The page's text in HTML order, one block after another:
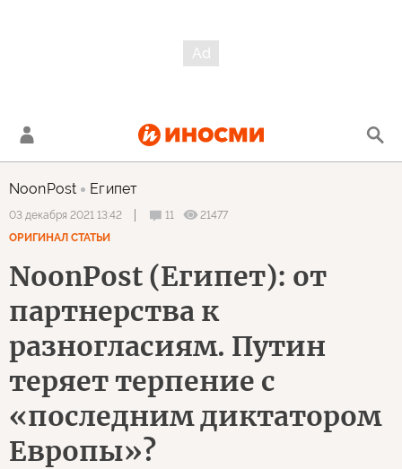
NoonPost Египет
03 декабря 2021 13:42 11
21477
ОРИГИНАЛ СТАТЬИ
NoonPost (Египет): от
партнерства к
разногласиям. Путин
теряет терпение с
«последним диктатором
Европы»?